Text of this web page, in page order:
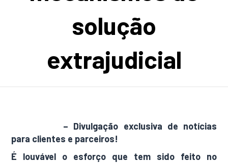
solução
extrajudicial
– Divulgação exclusiva de notícias
para clientes e parceiros!
É louvável o esforço que tem sido feito no